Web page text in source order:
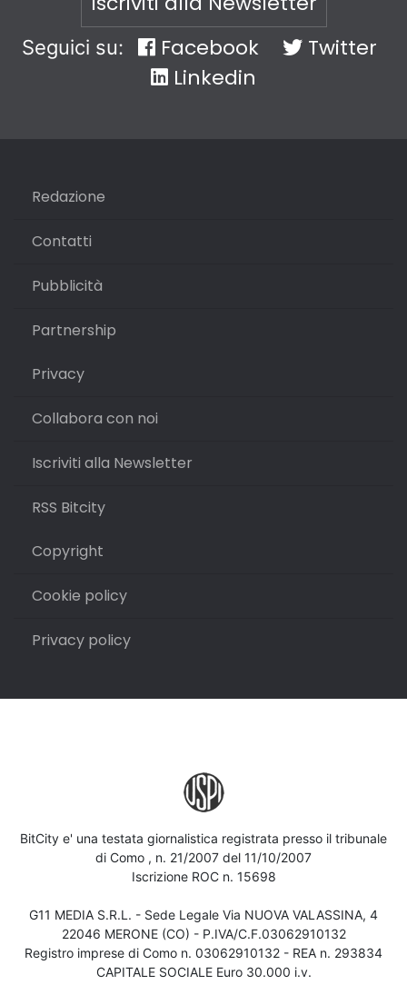
Seguici su: Facebook
Twitter
Linkedin
Redazione
Contatti
Pubblicità
Partnership
Privacy
Collabora con noi
Iscriviti alla Newsletter
RSS Bitcity
Copyright
Cookie policy
Privacy policy
BitCity e' una testata giornalistica registrata presso il tribunale
di Como , n. 21/2007 del 11/10/2007
Iscrizione ROC n. 15698
G11 MEDIA S.R.L. - Sede Legale Via NUOVA VALASSINA, 4
22046 MERONE (CO) - P.IVA/C.F.03062910132
Registro imprese di Como n. 03062910132 - REA n. 293834
CAPITALE SOCIALE Euro 30.000 i.v.